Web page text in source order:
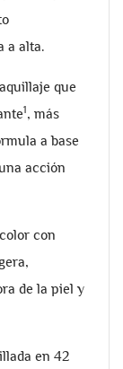
a alta.
que
1, más
a base
acción
con
de la piel y
en 42